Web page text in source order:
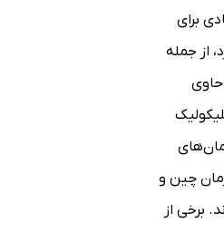
برای
از جمله
چین و
برخی از